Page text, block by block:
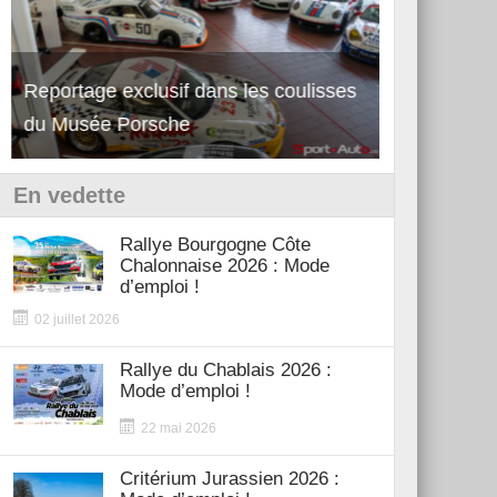
Reportage exclusif dans les coulisses
du Musée Porsche
En vedette
Rallye Bourgogne Côte
Chalonnaise 2026 : Mode
d’emploi !
02 juillet 2026
Rallye du Chablais 2026 :
Mode d’emploi !
22 mai 2026
Critérium Jurassien 2026 :